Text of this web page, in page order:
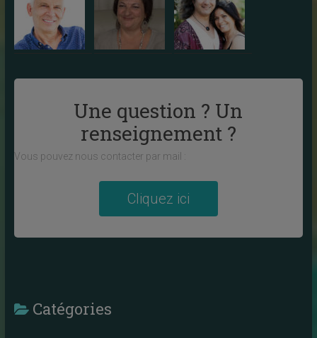
Une question ? Un
renseignement ?
Vous pouvez nous contacter par mail :
Cliquez ici
Catégories